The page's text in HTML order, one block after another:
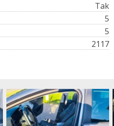
Tak
5
5
2117